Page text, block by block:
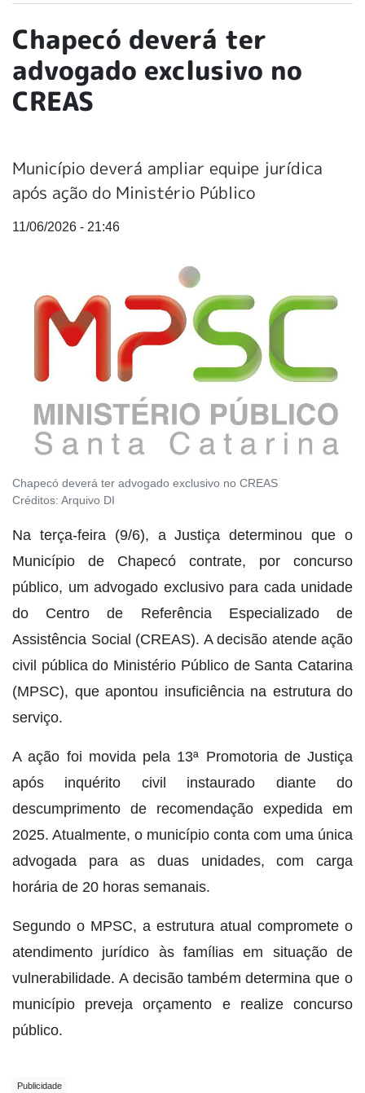
Chapecó deverá ter
advogado exclusivo no
CREAS
Município deverá ampliar equipe jurídica
após ação do Ministério Público
11/06/2026 - 21:46
Chapecó deverá ter advogado exclusivo no CREAS
Créditos: Arquivo DI
Na terça-feira (9/6), a Justiça determinou que o
Município de Chapecó contrate, por concurso
público, um advogado exclusivo para cada unidade
do Centro de Referência Especializado de
Assistência Social (CREAS). A decisão atende ação
civil pública do Ministério Público de Santa Catarina
(MPSC), que apontou insuficiência na estrutura do
serviço.
A ação foi movida pela 13ª Promotoria de Justiça
após inquérito civil instaurado diante do
descumprimento de recomendação expedida em
2025. Atualmente, o município conta com uma única
advogada para as duas unidades, com carga
horária de 20 horas semanais.
Segundo o MPSC, a estrutura atual compromete o
atendimento jurídico às famílias em situação de
vulnerabilidade. A decisão também determina que o
município preveja orçamento e realize concurso
público.